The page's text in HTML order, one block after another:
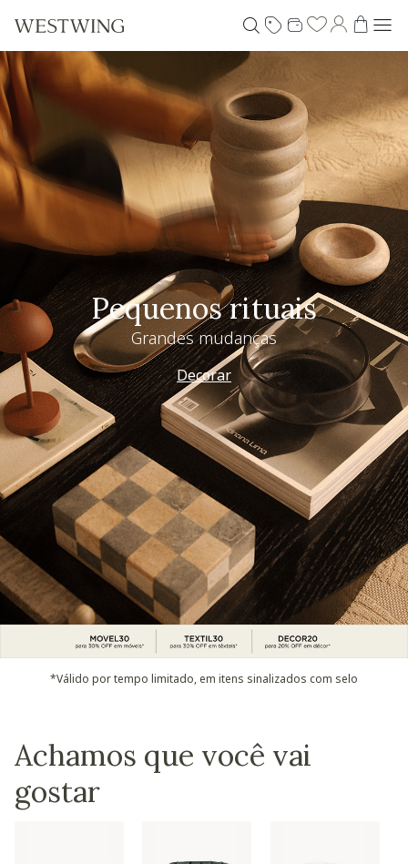
Pequenos rituais
Grandes mudanças
Decorar
*Válido por tempo limitado, em itens sinalizados com selo
Achamos que você vai
gostar